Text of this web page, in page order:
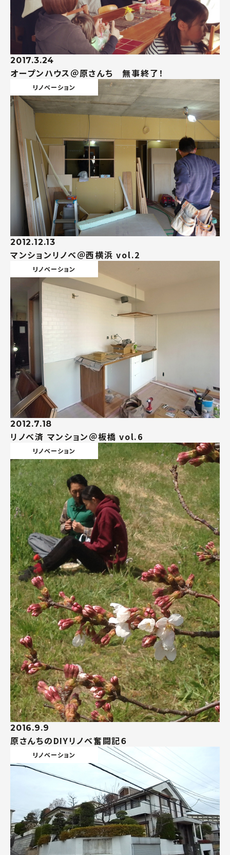
2017.3.24
オープンハウス＠原さんち 無事終了！
2012.12.13
マンションリノベ＠西横浜 vol.2
リノベーション
2012.7.18
リノベ済 マンション＠板橋 vol.6
リノベーション
2016.9.9
原さんちのDIYリノベ奮闘記６
リノベーション
リノベーション